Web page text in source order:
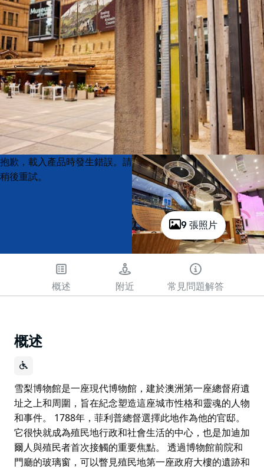
9 張照片
Product
List
Product
List
抱歉，載入產品時發生錯誤。請
稍後重試。
概述 附近 常見問題解答
概述
雪梨博物館是一座現代博物館，建於澳洲第一座總督府遺
址之上和周圍，旨在紀念塑造這座城市性格和靈魂的人物
和事件。 1788年，菲利普總督選擇此地作為他的官邸。
它很快就成為殖民地行政和社會生活的中心，也是加迪加
爾人與殖民者首次接觸的重要焦點。 透過博物館前院和
門廳的玻璃窗，可以瞥見殖民地第一座政府大樓的遺跡和